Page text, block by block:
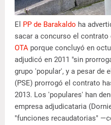
El PP de Barakaldo ha
sacar a concurso el contrato
OTA porque concluyó en
adjudicó en 2011 "sin
grupo 'popular', y a pesar de
(PSE) prorrogó el contrato
2013. Los 'populares' han
empresa adjudicataria
"funciones recaudatorias"